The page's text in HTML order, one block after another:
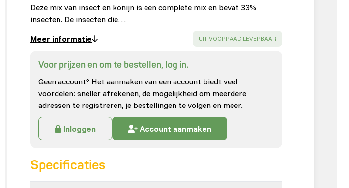
Deze mix van insect en konijn is een complete mix en bevat 33%
insecten. De insecten die…
Meer informatie
SUCCESS:
UIT VOORRAAD LEVERBAAR
Voor prijzen en om te bestellen, log in.
Geen account? Het aanmaken van een account biedt veel
voordelen: sneller afrekenen, de mogelijkheid om meerdere
adressen te registreren, je bestellingen te volgen en meer.
Inloggen Account aanmaken
Specificaties